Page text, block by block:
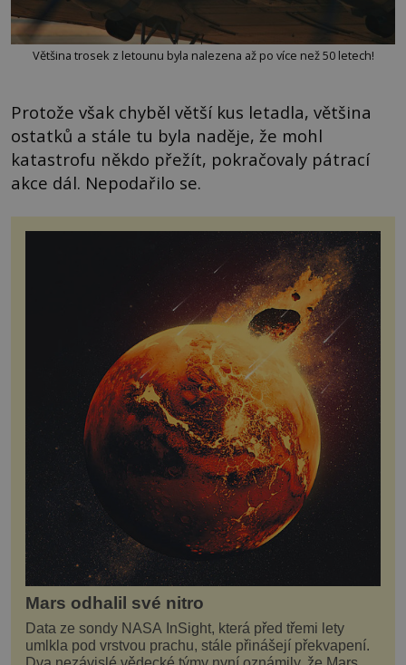
Většina trosek z letounu byla nalezena až po více než 50 letech!
Protože však chyběl větší kus letadla, většina
ostatků a stále tu byla naděje, že mohl
katastrofu někdo přežít, pokračovaly pátrací
akce dál. Nepodařilo se.
Mars odhalil své nitro
Data ze sondy NASA InSight, která před třemi lety
umlkla pod vrstvou prachu, stále přinášejí překvapení.